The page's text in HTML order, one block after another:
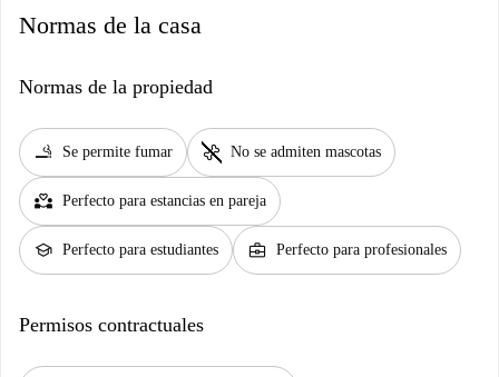
Normas de la casa
Normas de la propiedad
smoking_rooms Se permite fumar pet_supplies No se admiten mascotas
partner_heart Perfecto para estancias en pareja
school Perfecto para estudiantes business_center Perfecto para profesionales
Permisos contractuales